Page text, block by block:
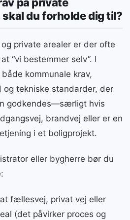
på private
du forholde dig til?
private arealer er der ofte
“vi bestemmer selv”. I
kommunale krav,
tekniske standarder, der
godkendes—særligt hvis
brandvej eller er en
i et boligprojekt.
eller bygherre bør du
fællesvej, privat vej eller
(det påvirker proces og